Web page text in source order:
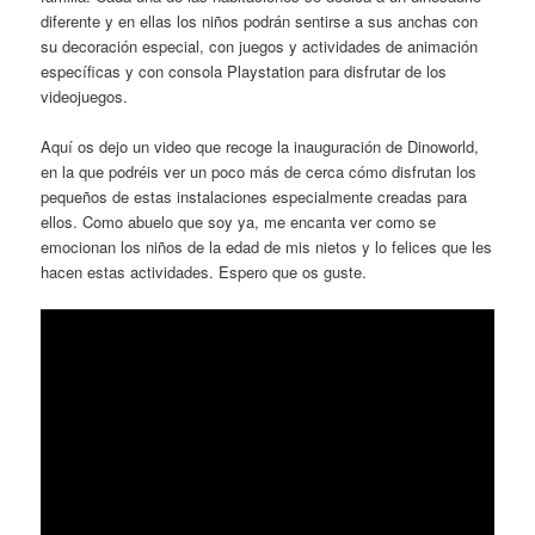
diferente y en ellas los niños podrán sentirse a sus anchas con
su decoración especial, con juegos y actividades de animación
específicas y con consola Playstation para disfrutar de los
videojuegos.
Aquí os dejo un video que recoge la inauguración de Dinoworld,
en la que podréis ver un poco más de cerca cómo disfrutan los
pequeños de estas instalaciones especialmente creadas para
ellos. Como abuelo que soy ya, me encanta ver como se
emocionan los niños de la edad de mis nietos y lo felices que les
hacen estas actividades. Espero que os guste.